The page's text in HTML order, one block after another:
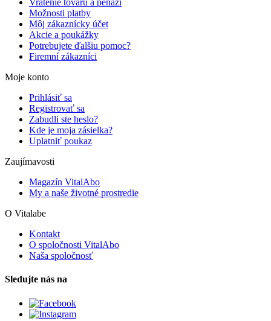
Vrátenie tovaru a peňazí
Možnosti platby
Môj zákaznícky účet
Akcie a poukážky
Potrebujete ďalšiu pomoc?
Firemní zákazníci
Moje konto
Prihlásiť sa
Registrovať sa
Zabudli ste heslo?
Kde je moja zásielka?
Uplatniť poukaz
Zaujímavosti
Magazín VitalAbo
My a naše životné prostredie
O Vitalabe
Kontakt
O spoločnosti VitalAbo
Naša spoločnosť
Sledujte nás na